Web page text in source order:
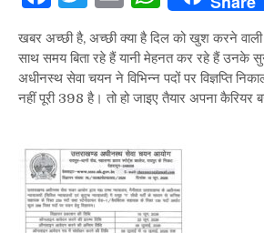
खबर अच्छी है, अच्छी क्या है दिल को खुश करने वाली
साथ समय बिता रहे हैं यानी मेहनत कर रहे हैं उनके
अधीनस्थ सेवा चयन ने विभिन्न पदों पर विज्ञप्ति
नहीं पूरी 398 है। तो हो जाइए तैयार अपना कैरियर